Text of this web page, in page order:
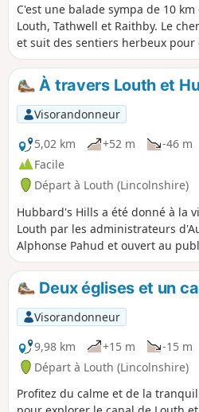
C'est une balade sympa de 10
Louth, Tathwell et Raithby. Le
et suit des sentiers herbeux pour
hameaux. Par temps clair, tu
sur Stenigot Mast et au-delà.
À travers Louth et
Visorandonneur
5,02 km
+52 m -46 m
Facile
Départ à Louth (Lincolnshire)
Hubbard's Hills a été donné à la
Louth par les administrateurs
Alphonse Pahud et ouvert au
août 1907.
Deux églises et un
Visorandonneur
9,98 km
+15 m -15 m
Départ à Louth (Lincolnshire)
Profitez du calme et de la